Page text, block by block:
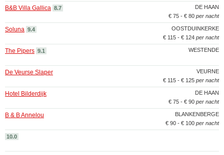
DE HAAN
B&B Villa Gallica 8.7
€ 75 - € 80 per nacht
OOSTDUINKERKE
Soluna 9.4
€ 115 - € 124 per nacht
WESTENDE
The Pipers 9.1
VEURNE
De Veurse Slaper
€ 115 - € 125 per nacht
DE HAAN
Hotel Bilderdijk
€ 75 - € 90 per nacht
BLANKENBERGE
B & B Annelou
€ 90 - € 100 per nacht
10.0